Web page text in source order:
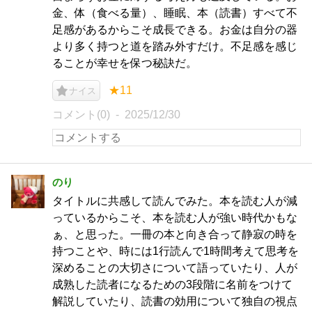
金、体（食べる量）、睡眠、本（読書）すべて不
足感があるからこそ成長できる。お金は自分の器
より多く持つと道を踏み外すだけ。不足感を感じ
ることが幸せを保つ秘訣だ。
ナイス ★11
コメント(0) 2025/12/30
のり
タイトルに共感して読んでみた。本を読む人が減
っているからこそ、本を読む人が強い時代かもな
ぁ、と思った。一冊の本と向き合って静寂の時を
持つことや、時には1行読んで1時間考えて思考を
深めることの大切さについて語っていたり、人が
成熟した読者になるための3段階に名前をつけて
解説していたり、読書の効用について独自の視点